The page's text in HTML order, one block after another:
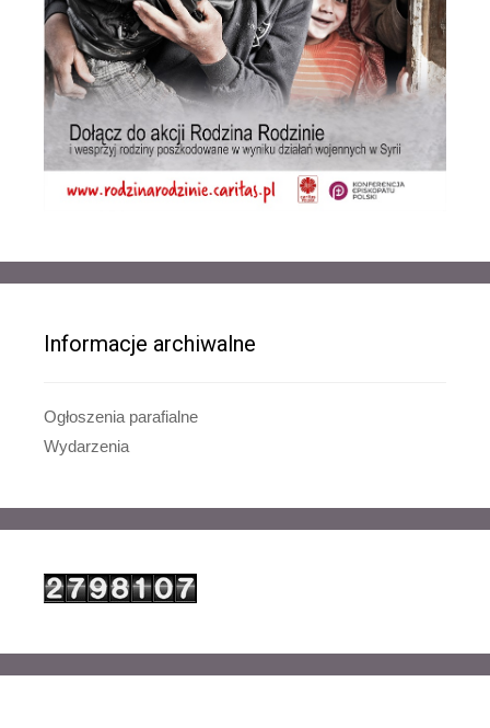
Informacje archiwalne
Ogłoszenia parafialne
Wydarzenia